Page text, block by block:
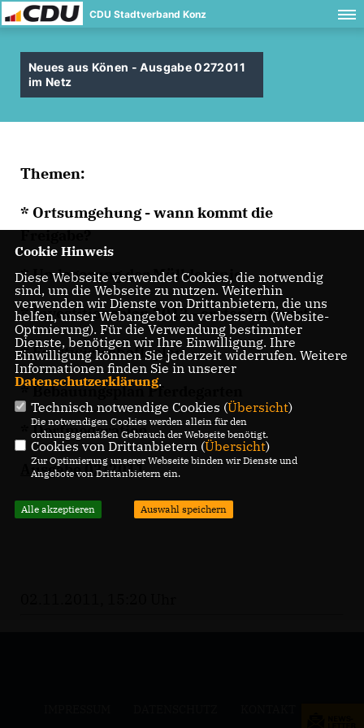
CDU Stadtverband Konz
Neues aus Könen - Ausgabe 0272011
im Netz
Themen:
* Ortsumgehung - wann kommt die
Freigabe?
* Umlagerung der Mülldeponie
* Investitionsplan 2012 - erster Entwurf
* Forstwirtschaftsplan
* Bebauungsplan Pferdegarten
* Dorfmoderation
Ausgabe 02/2011
Cookie Hinweis
Diese Webseite verwendet Cookies, die notwendig
sind, um die Webseite zu nutzen. Weiterhin
verwenden wir Dienste von Drittanbietern, die uns
helfen, unser Webangebot zu verbessern (Website-
Optmierung). Für die Verwendung bestimmter
Dienste, benötigen wir Ihre Einwilligung. Ihre
Einwilligung können Sie jederzeit widerrufen. Weitere
Informationen finden Sie in unserer
Datenschutzerklärung.
Technisch notwendige Cookies (Übersicht)
Die notwendigen Cookies werden allein für den
ordnungsgemäßen Gebrauch der Webseite benötigt.
Cookies von Drittanbietern (Übersicht)
Zur Optimierung unserer Webseite binden wir Dienste und
Angebote von Drittanbietern ein.
Alle akzeptieren Auswahl speichern